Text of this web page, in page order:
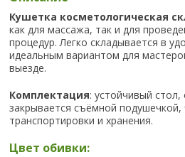
Кушетка косметологическая
как для массажа, так и для
процедур. Легко складывается в
идеальным вариантом для
выезде.
Комплектация: устойчивый
закрывается съёмной подушечкой,
транспортировки и хранения.
Цвет обивки: